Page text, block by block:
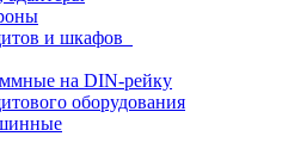
и шкафов
на DIN-рейку
оборудования